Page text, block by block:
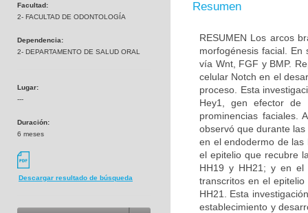
Facultad:
2- FACULTAD DE ODONTOLOGÍA
Dependencia:
2- DEPARTAMENTO DE SALUD ORAL
Lugar:
---
Duración:
6 meses
Descargar resultado de búsqueda
Resumen
RESUMEN Los arcos
morfogénesis facial. En
vía Wnt, FGF y BMP.
celular Notch en el
proceso. Esta
Hey1, gen efector
prominencias faciales.
observó que durante
en el endodermo de las
el epitelio que recubre
HH19 y HH21; y en el
transcritos en el
HH21. Esta
establecimiento y